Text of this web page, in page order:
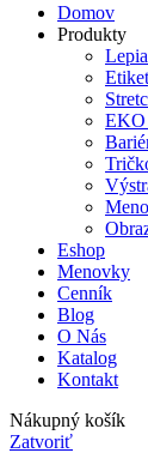
Domov
Produkty
EKO
Eshop
Menovky
Cenník
Blog
O Nás
Katalog
Kontakt
Nákupný košík
Zatvoriť